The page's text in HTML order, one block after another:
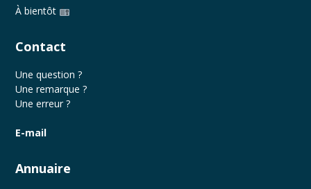
À bientôt
Contact
Une question ?
Une remarque ?
Une erreur ?
E-mail
Annuaire